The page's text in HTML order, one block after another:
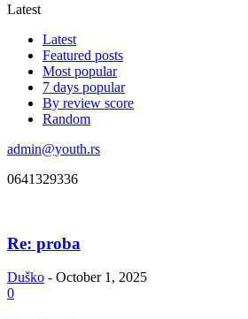
Latest
Latest
Featured posts
Most popular
7 days popular
By review score
Random
admin@youth.rs
0641329336
Re: proba
Duško - October 1, 2025
0